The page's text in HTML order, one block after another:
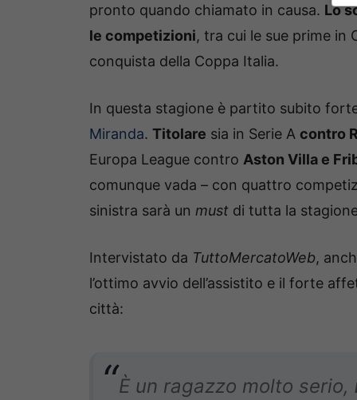
pronto quando chiamato in causa. Lo
le competizioni, tra cui le sue prime in
conquista della Coppa Italia.
In questa stagione è partito subito
Miranda. Titolare sia in Serie A contro
Europa League contro Aston Villa e
comunque vada – con quattro
sinistra sarà un must di tutta la
Intervistato da TuttoMercatoWeb,
l’ottimo avvio dell’assistito e il forte
città:
È un ragazzo molto serio,